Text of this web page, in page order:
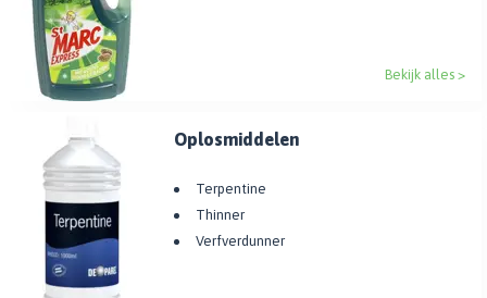
Bekijk alles >
Oplosmiddelen
Terpentine
Thinner
Verfverdunner